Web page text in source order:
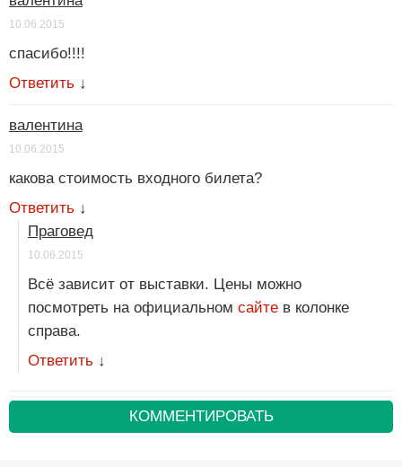
10.06.2015
спасибо!!!!
Ответить ↓
валентина
10.06.2015
какова стоимость входного билета?
Ответить ↓
Праговед
10.06.2015
Всё зависит от выставки. Цены можно
посмотреть на официальном сайте в колонке
справа.
Ответить ↓
КОММЕНТИРОВАТЬ